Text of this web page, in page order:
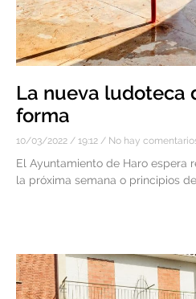
La nueva ludoteca
forma
10/03/2022 19:12 No hay
El Ayuntamiento de Haro espera
la próxima semana o principios